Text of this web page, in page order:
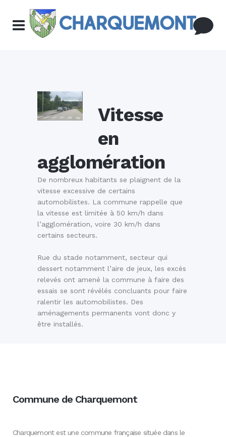
Vitesse
en
agglomération
De nombreux habitants se plaignent de la
vitesse excessive de certains
automobilistes. La commune rappelle que
la vitesse est limitée à 50 km/h dans
l’agglomération, voire 30 km/h dans
certains secteurs.
Rue du stade notamment, secteur qui
dessert notamment l’aire de jeux, les excès
relevés ont amené la commune à faire des
essais se sont révélés concluants pour faire
ralentir les automobilistes. Des
aménagements permanents vont donc y
être installés.
Commune de Charquemont
Charquemont est une commune française située dans le